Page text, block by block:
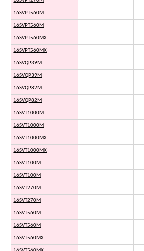
16SVPT560M
16SVPT560M
16SVPT560MX
16SVPT560MX
16SVQP39M
16SVQP39M
16SVQP82M
16SVQP82M
16SVT1000M
16SVT1000M
16SVT1000MX
16SVT1000MX
16SVT100M
16SVT100M
16SVT270M
16SVT270M
16SVT560M
16SVT560M
16SVT560MX